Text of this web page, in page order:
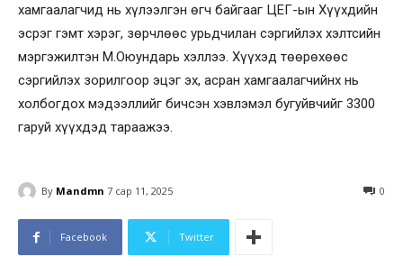
хамгаалагчид нь хүлээлгэн өгч байгааг ЦЕГ-ын Хүүхдийн
эсрэг гэмт хэрэг, зөрчлөөс урьдчилан сэргийлэх хэлтсийн
мэргэжилтэн М.Оюундарь хэллээ. Хүүхэд төөрөхөөс
сэргийлэх зорилгоор эцэг эх, асран хамгаалагчийнх нь
холбогдох мэдээллийг бичсэн хэвлэмэл бугуйвчийг 3300
гаруй хүүхдэд тараажээ.
By Mandmn 7 сар 11, 2025 0
Facebook Twitter